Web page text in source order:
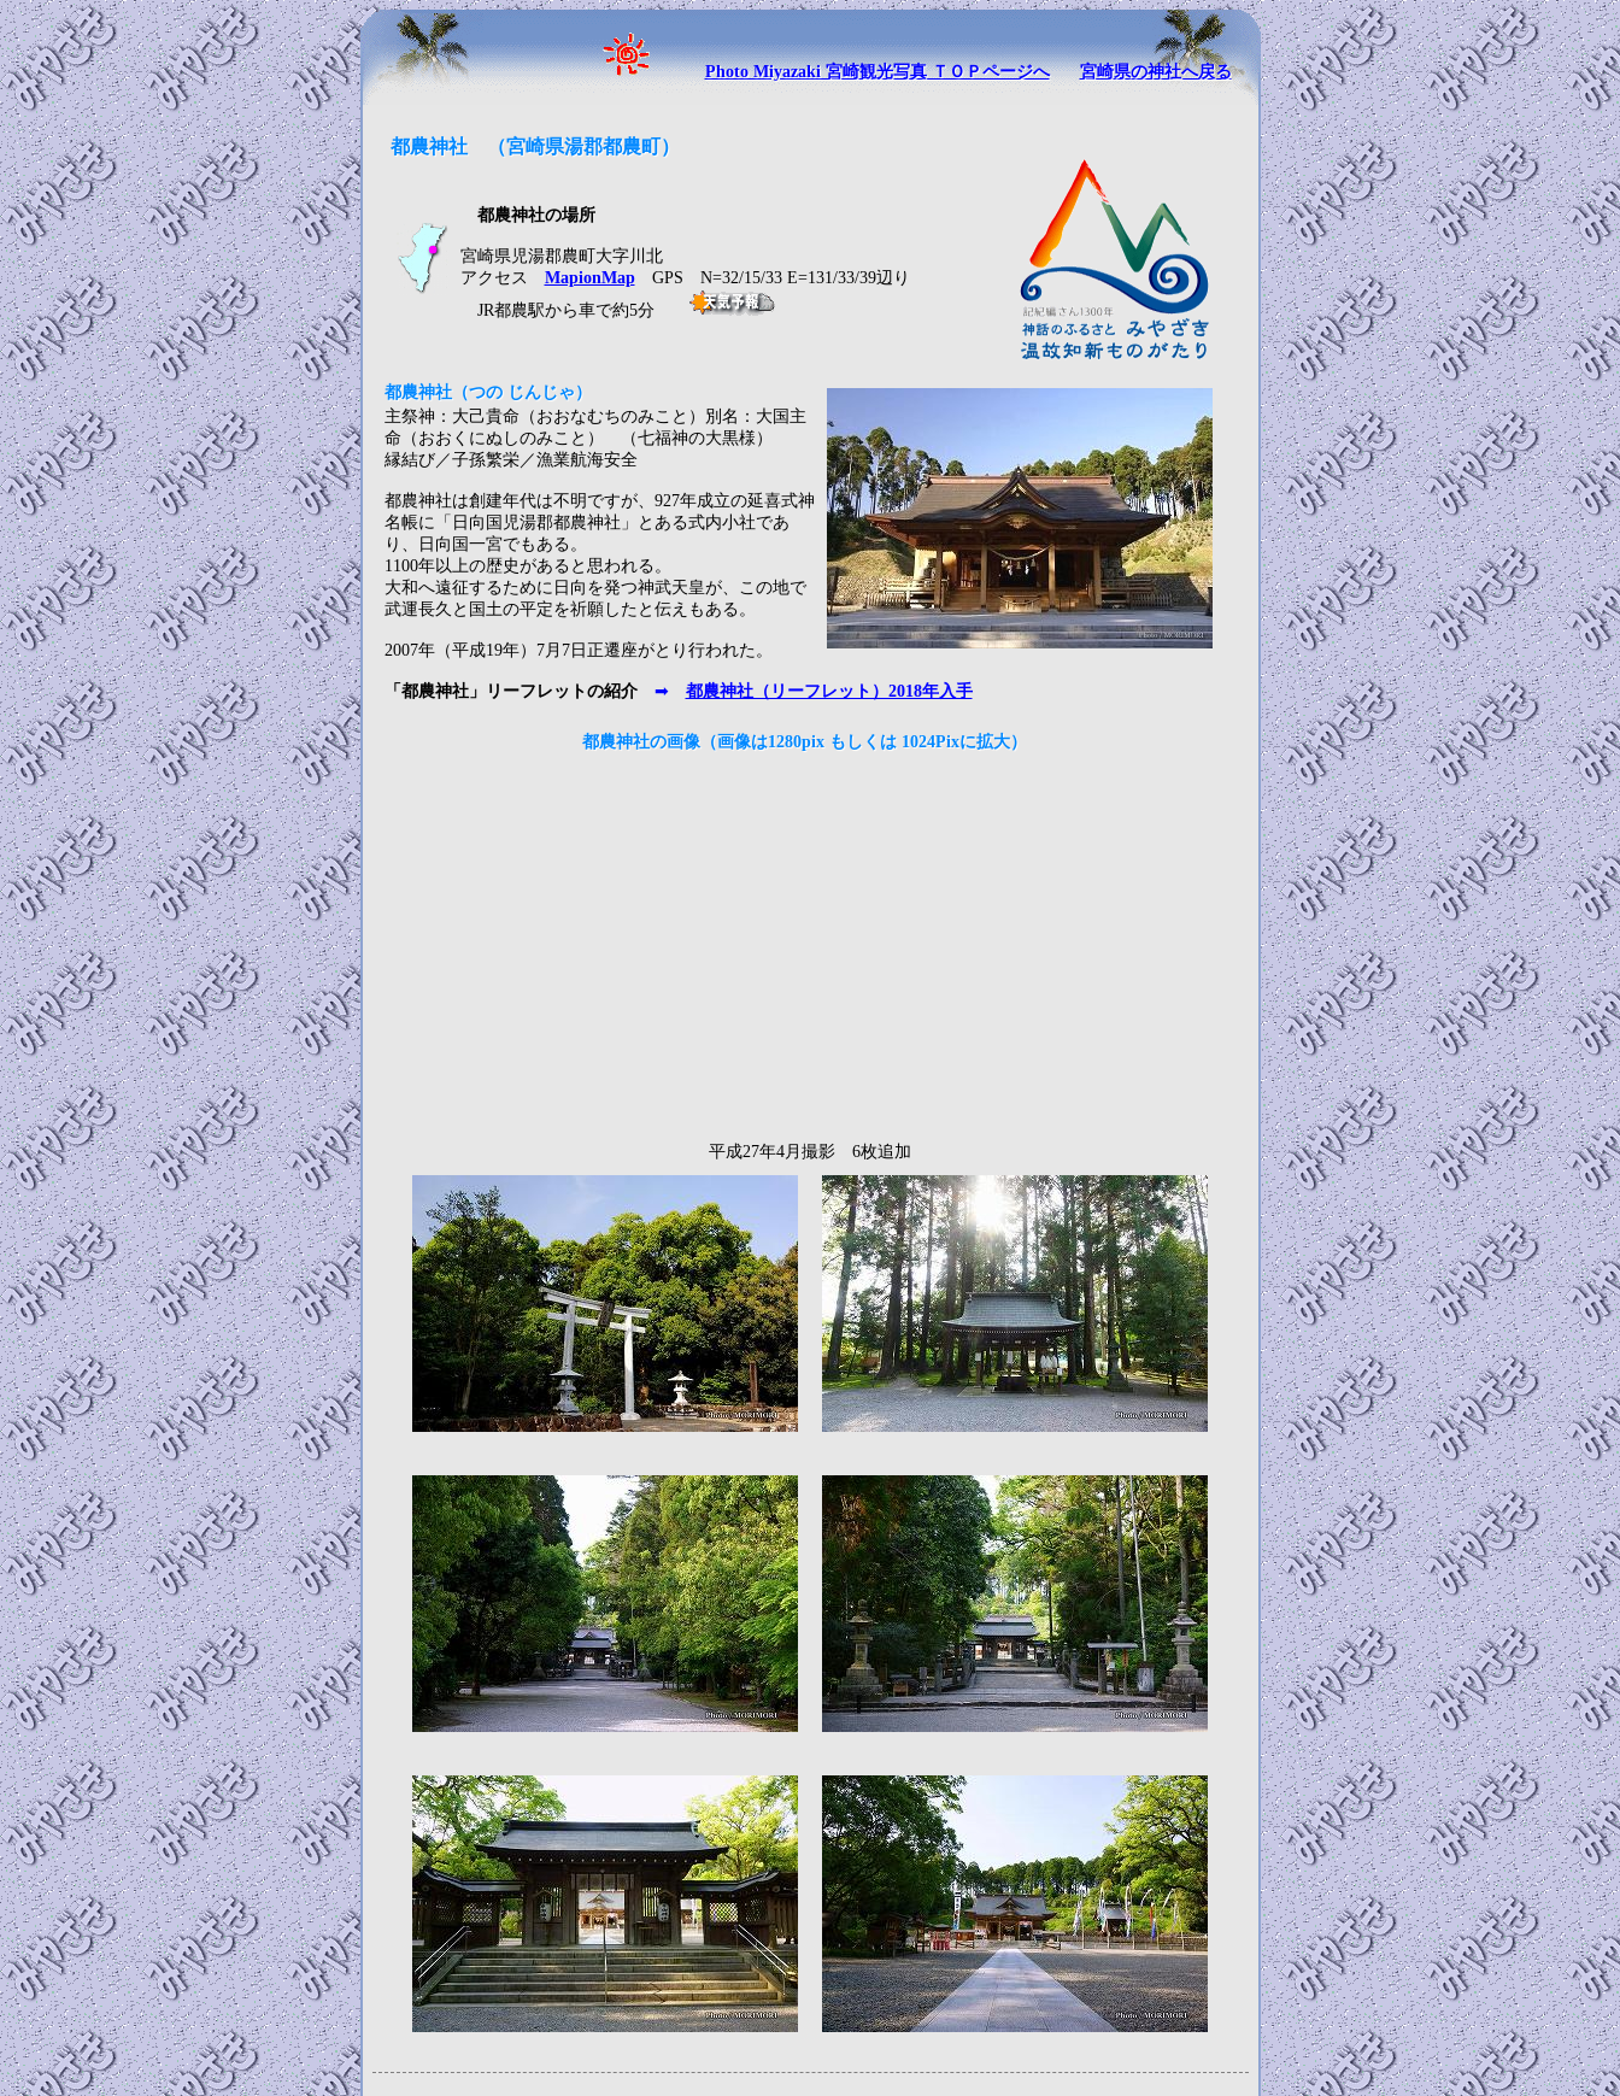
Photo Miyazaki 宮崎観光写真 ＴＯＰページへ 宮崎県の神社へ戻る
都農神社 （宮崎県湯郡都農町）
都農神社の場所
宮崎県児湯郡農町大字川北
アクセス MapionMapGPS N=32/15/33 E=131/33/39辺り
JR都農駅から車で約5分
都農神社（つの じんじゃ）
主祭神：大己貴命（おおなむちのみこと）別名：大国主
命（おおくにぬしのみこと） （七福神の大黒様）
縁結び／子孫繁栄／漁業航海安全
都農神社は創建年代は不明ですが、927年成立の延喜式神
名帳に「日向国児湯郡都農神社」とある式内小社であ
り、日向国一宮でもある。
1100年以上の歴史があると思われる。
大和へ遠征するために日向を発つ神武天皇が、この地で
武運長久と国土の平定を祈願したと伝えもある。
2007年（平成19年）7月7日正遷座がとり行われた。
「都農神社」リーフレットの紹介 ➡ 都農神社（リーフレット）2018年入手
都農神社の画像（画像は1280pix もしくは 1024Pixに拡大）
平成27年4月撮影 6枚追加